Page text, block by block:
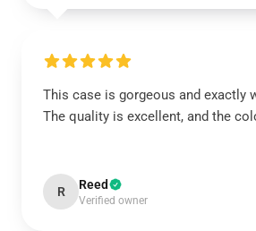
This case is gorgeous and exactly
The quality is excellent, and the
R Reed
Verified owner